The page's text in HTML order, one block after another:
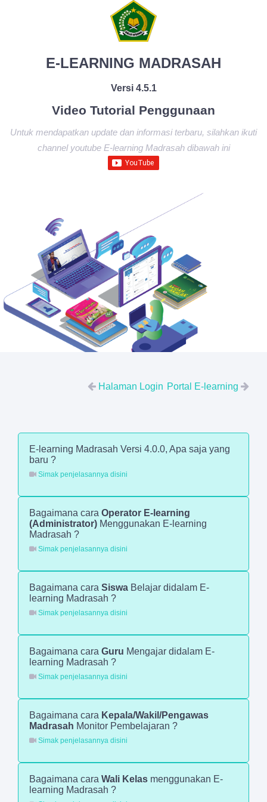
E-LEARNING MADRASAH
Versi 4.5.1
Video Tutorial Penggunaan
Untuk mendapatkan update dan informasi terbaru, silahkan ikuti
channel youtube E-learning Madrasah dibawah ini
Halaman Login Portal E-learning
E-learning Madrasah Versi 4.0.0, Apa saja yang
baru ?
Simak penjelasannya disini
Bagaimana cara Operator E-learning
(Administrator) Menggunakan E-learning
Madrasah ?
Simak penjelasannya disini
Bagaimana cara Siswa Belajar didalam E-
learning Madrasah ?
Simak penjelasannya disini
Bagaimana cara Guru Mengajar didalam E-
learning Madrasah ?
Simak penjelasannya disini
Bagaimana cara Kepala/Wakil/Pengawas
Madrasah Monitor Pembelajaran ?
Simak penjelasannya disini
Bagaimana cara Wali Kelas menggunakan E-
learning Madrasah ?